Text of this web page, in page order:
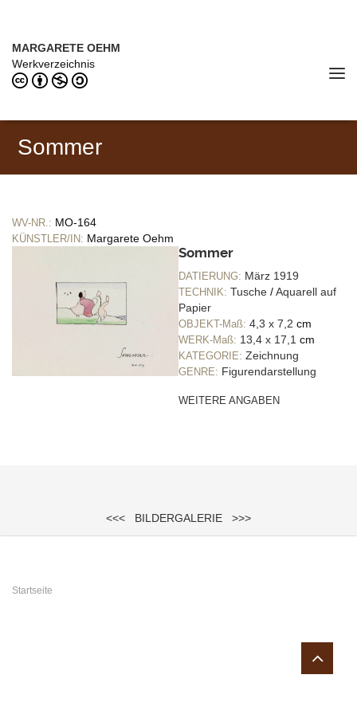
MARGARETE OEHM
Werkverzeichnis
Sommer
WV-NR.: MO-164
KÜNSTLER/IN: Margarete Oehm
Sommer
DATIERUNG: März 1919
TECHNIK: Tusche /Aquarell auf
Papier
OBJEKT-Maß: 4,3 x 7,2 cm
WERK-Maß: 13,4 x 17,1 cm
KATEGORIE: Zeichnung
GENRE: Figurendarstellung
WEITERE ANGABEN
<<< BILDERGALERIE >>>
Sie sind hier
Startseite